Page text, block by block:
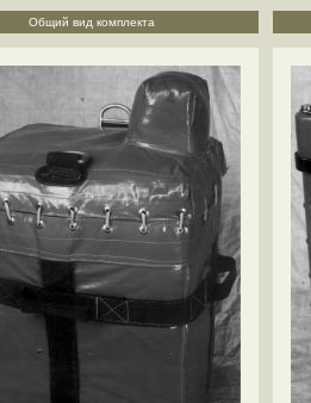
Общий вид комплекта